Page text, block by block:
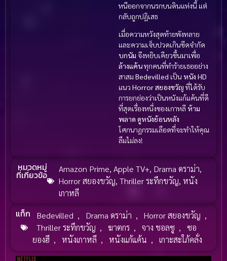
หนีออกจากนรกบนดินแห่งนี้ แต่
กลับถูกปฏิเสธ
เมื่อความหวังสุดท้ายพังทลาย
และความเจ็บปวดเกินขีดจำกัด
บกนัม จึงหยิบเคียวขึ้นมาเพื่อ
ล้างแค้นทุกคนที่ทำร้ายเธออย่าง
สาสม Bedevilled เป็น หนัง HD
แนว Horror สยองขวัญ ที่ได้รับ
การยกย่องว่าเป็นหนังแก้แค้นที่ดี
ที่สุดเรื่องหนึ่งของเกาหลี ห้าม
พลาด ดูหนังย้อนหลัง
โศกนาฏกรรมเลือดที่จะทำให้คุณ
ลืมไม่ลง!
หมวดหมู่
ที่เกี่ยวข้อ
Amazon Prime, Apple TV+, Drama ดราม่า,
Horror สยองขวัญ, Thriller ระทึกขวัญ, หนัง
เกาหลี
แท็ก Bedevilled , Drama ดราม่า , Horror สยองขวัญ ,
Thriller ระทึกขวัญ , ฆาตกร , จาง ชอลซู ,
ซอ
ยองฮี , หนังเกาหลี , หนังแก้แค้น , เกาะสะใภ้คลั่ง